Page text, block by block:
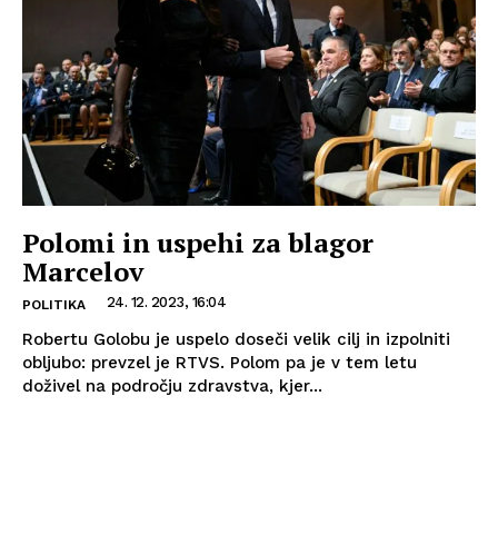
Polomi in uspehi za blagor
Marcelov
POLITIKA 24. 12. 2023, 16:04
Robertu Golobu je uspelo doseči velik cilj in izpolniti
obljubo: prevzel je RTVS. Polom pa je v tem letu
doživel na področju zdravstva, kjer...